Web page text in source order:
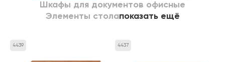
Шкафы для документов офисные
Элементы столапоказать ещё
4439 4437